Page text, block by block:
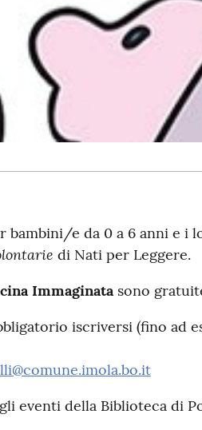
bambini/e da 0 a 6 anni e i
di Nati per Leggere.
Immaginatasono
iscriversi (fino ad
eventi della Biblioteca di